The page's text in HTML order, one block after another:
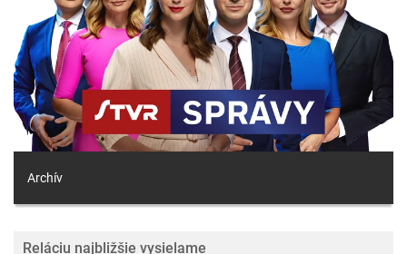
Archív
Reláciu najbližšie vysielame